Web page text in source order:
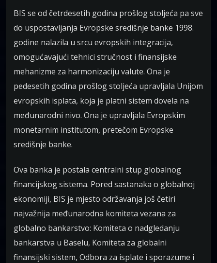
BIS se od četrdesetih godina prošlog stoljeća pa sve
do uspostavljanja Evropske središnje banke 1998.
godine nalazila u srcu evropskih integracija,
omogućavajući tehnici stručnost i finansijske
mehanizme za harmonizaciju valute. Ona je
pedesetih godina prošlog stoljeća upravljala Unijom
evropskih isplata, koja je platni sistem dovela na
međunarodni nivo. Ona je upravljala Evropskim
monetarnim institutom, pretečom Evropske
središnje banke.
Ova banka je postala centralni stup globalnog
financijskog sistema. Pored sastanaka o globalnoj
ekonomiji, BIS je mjesto održavanja još četiri
najvažnija međunarodna komiteta vezana za
globalno bankarstvo: Komiteta o nadgledanju
bankarstva u Baselu, Komiteta za globalni
finansijski sistem, Odbora za isplate i sporazume i